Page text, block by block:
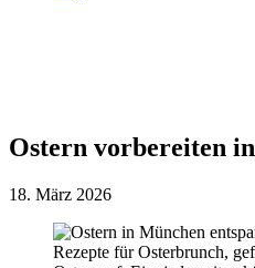
Ostern vorbereiten
18. März 2026